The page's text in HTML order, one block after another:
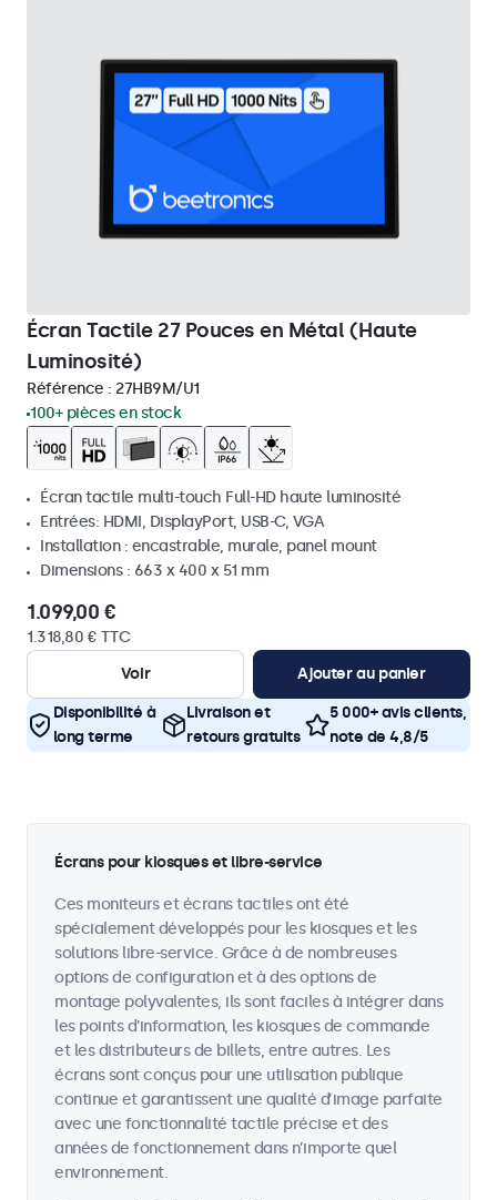
Écran Tactile 27 Pouces en Métal (Haute
Luminosité)
Référence : 27HB9M/U1
100+ pièces en stock
Écran tactile multi-touch Full-HD haute luminosité
Entrées: HDMI, DisplayPort, USB-C, VGA
Installation : encastrable, murale, panel mount
Dimensions : 663 x 400 x 51 mm
1.099,00 €
1.318,80 € TTC
Voir
Ajouter au panier
Disponibilité à
long terme
Livraison et
retours gratuits
5 000+ avis clients,
note de 4,8/5
Écrans pour kiosques et libre-service
Ces moniteurs et écrans tactiles ont été
spécialement développés pour les kiosques et les
solutions libre-service. Grâce à de nombreuses
options de configuration et à des options de
montage polyvalentes, ils sont faciles à intégrer dans
les points d'information, les kiosques de commande
et les distributeurs de billets, entre autres. Les
écrans sont conçus pour une utilisation publique
continue et garantissent une qualité d’image parfaite
avec une fonctionnalité tactile précise et des
années de fonctionnement dans n’importe quel
environnement.